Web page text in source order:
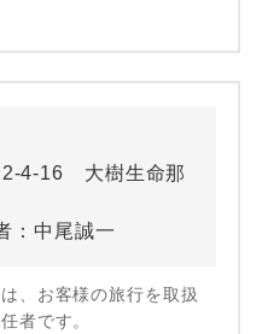
4-16 大樹生命那
：中尾誠一
、お客様の旅行を取扱
者です。